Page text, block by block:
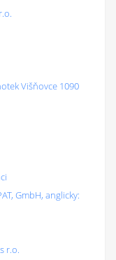
Višňovce 1090
GmbH, anglicky:
r.o.